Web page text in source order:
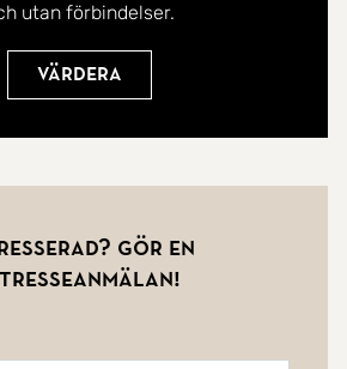
utan förbindelser.
Värdera
Gör en